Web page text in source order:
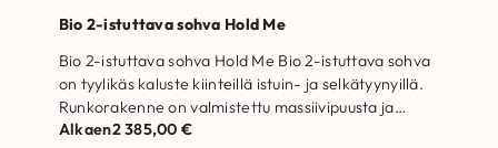
Bio 2-istuttava sohva Hold Me
Bio 2-istuttava sohva Hold Me Bio 2-istuttava sohva
on tyylikäs kaluste kiinteillä istuin- ja selkätyynyillä.
Runkorakenne on valmistettu massiivipuusta ja…
Alkaen2 385,00€